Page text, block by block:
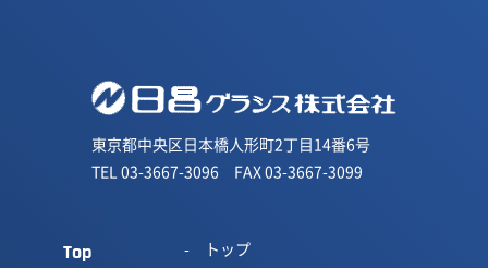
東京都中央区日本橋人形町2丁目14番6号
TEL 03-3667-3096 FAX 03-3667-3099
Top トップ